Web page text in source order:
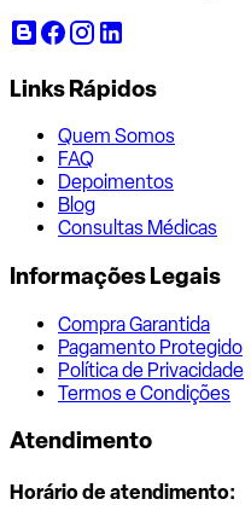
Links Rápidos
Quem Somos
FAQ
Depoimentos
Blog
Consultas Médicas
Informações Legais
Compra Garantida
Pagamento Protegido
Política de Privacidade
Termos e Condições
Atendimento
Horário de atendimento: